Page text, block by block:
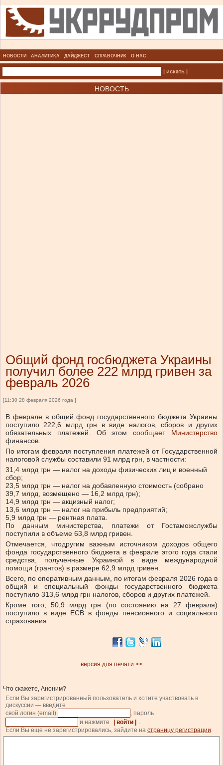
НОВОСТИ АНАЛИТИКА ДАЙДЖЕСТ СПРАВОЧНИК О НАС
| искать |
НОВОСТЬ
Общий фонд госбюджета Украины
получил более 222 млрд гривен за
февраль 2026
[11:30 28 февраля 2026 года ]
В феврале в общий фонд государственного бюджета Украины
поступило 222,6 млрд грн в виде налогов, сборов и других
обязательных платежей.
Об этомсообщает Министерство
финансов.
По итогам февраля поступления платежей от Государственной
налоговой службы составили 91 млрд грн, в частности:
31,4 млрд грн — налог на доходы физических лиц и военный
сбор;
23,5 млрд грн — налог на добавленную стоимость (собрано
39,7 млрд, возмещено — 16,2 млрд грн);
14,9 млрд грн — акцизный налог;
13,6 млрд грн — налог на прибыль предприятий;
5,9 млрд грн — рентная плата.
По данным министерства, платежи от Гостаможслужбы
поступили в объеме 63,8 млрд гривен.
Отмечается, чтодругим важным источником доходов общего
фонда государственного бюджета в феврале этого года стали
средства, полученные Украиной в виде международной
помощи (грантов) в размере 62,9 млрд гривен.
Всего, по оперативным данным, по итогам февраля 2026 года в
общий и специальный фонды государственного бюджета
поступило 313,6 млрд грн налогов, сборов и других платежей.
Кроме того, 50,9 млрд грн (по состоянию на 27 февраля)
поступило в виде ЕСВ в фонды пенсионного и социального
страхования.
версия для печати >>
Что скажете, Аноним?
Если Вы зарегистрированный пользователь и хотите участвовать в
дискуссии — введите
свой логин (email)
, пароль
и нажмите
| войти |
.
Если Вы еще не зарегистрировались, зайдите на страницу регистрации.